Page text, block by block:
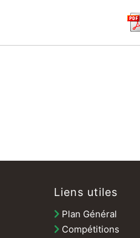
Liens utiles
Plan Général
Compétitions